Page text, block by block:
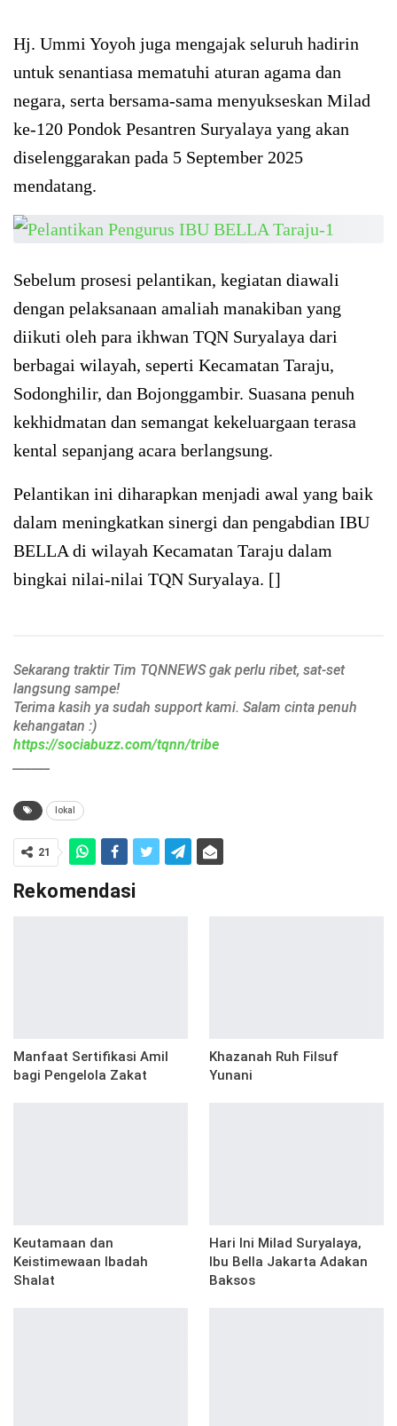
Hj. Ummi Yoyoh juga mengajak seluruh hadirin
untuk senantiasa mematuhi aturan agama dan
negara, serta bersama-sama menyukseskan Milad
ke-120 Pondok Pesantren Suryalaya yang akan
diselenggarakan pada 5 September 2025
mendatang.
Sebelum prosesi pelantikan, kegiatan diawali
dengan pelaksanaan amaliah manakiban yang
diikuti oleh para ikhwan TQN Suryalaya dari
berbagai wilayah, seperti Kecamatan Taraju,
Sodonghilir, dan Bojonggambir. Suasana penuh
kekhidmatan dan semangat kekeluargaan terasa
kental sepanjang acara berlangsung.
Pelantikan ini diharapkan menjadi awal yang baik
dalam meningkatkan sinergi dan pengabdian IBU
BELLA di wilayah Kecamatan Taraju dalam
bingkai nilai-nilai TQN Suryalaya. []
Sekarang traktir Tim TQNNEWS gak perlu ribet, sat-set
langsung sampe!
Terima kasih ya sudah support kami. Salam cinta penuh
kehangatan :)
https://sociabuzz.com/tqnn/tribe
lokal
21
Rekomendasi
Manfaat Sertifikasi Amil
bagi Pengelola Zakat
Khazanah Ruh Filsuf
Yunani
Keutamaan dan
Keistimewaan Ibadah
Shalat
Hari Ini Milad Suryalaya,
Ibu Bella Jakarta Adakan
Baksos